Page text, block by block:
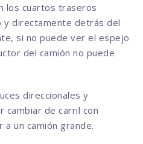
los cuartos traseros
y directamente detrás del
si no puede ver el espejo
del camión no puede
direccionales y
cambiar de carril con
un camión grande.